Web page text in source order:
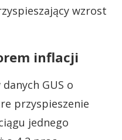
wzrost
inflacji
GUS o
przyspieszenie
jednego